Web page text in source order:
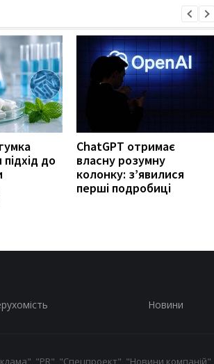
до
ChatGPT отримає
власну розумну
колонку: з’явилися
перші подробиці
Новини
"PR", "Спецпроект", "Новини